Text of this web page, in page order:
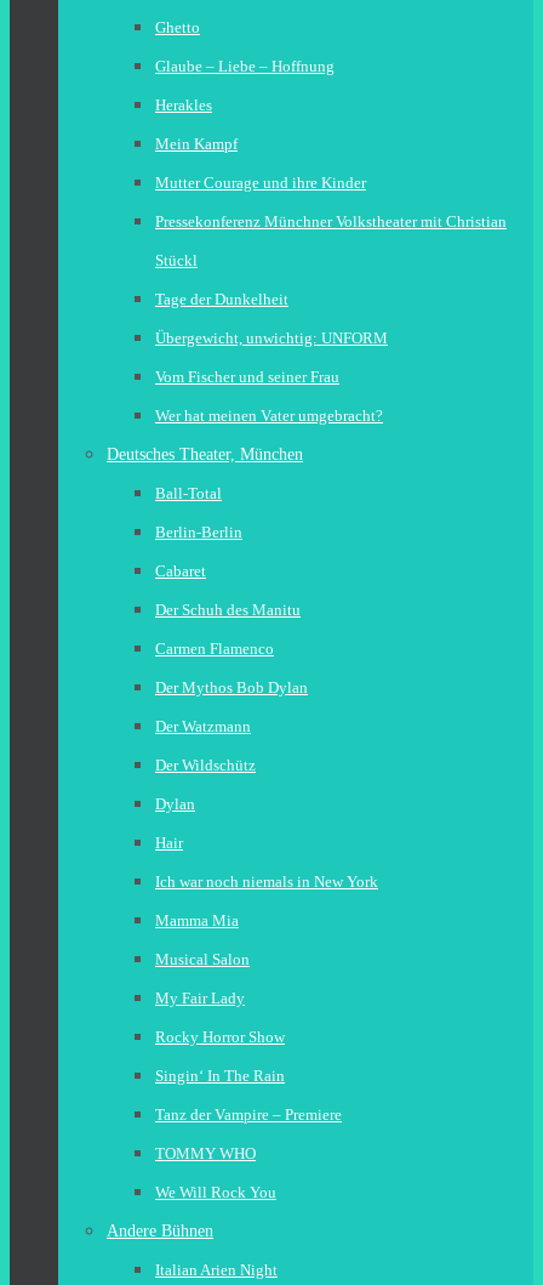
Ghetto
Glaube – Liebe – Hoffnung
Herakles
Mein Kampf
Mutter Courage und ihre Kinder
Pressekonferenz Münchner Volkstheater mit Christian
Stückl
Tage der Dunkelheit
Übergewicht, unwichtig: UNFORM
Vom Fischer und seiner Frau
Wer hat meinen Vater umgebracht?
Deutsches Theater, München
Ball-Total
Berlin-Berlin
Cabaret
Der Schuh des Manitu
Carmen Flamenco
Der Mythos Bob Dylan
Der Watzmann
Der Wildschütz
Dylan
Hair
Ich war noch niemals in New York
Mamma Mia
Musical Salon
My Fair Lady
Rocky Horror Show
Singin‘ In The Rain
Tanz der Vampire – Premiere
TOMMY WHO
We Will Rock You
Andere Bühnen
Italian Arien Night